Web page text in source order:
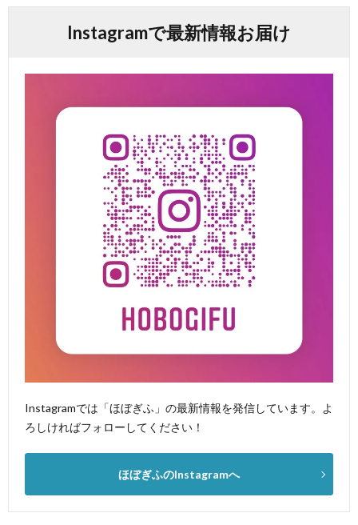
Instagramで最新情報お届け
Instagramでは「ほぼぎふ」の最新情報を発信しています。よ
ろしければフォローしてください！
ほぼぎふのInstagramへ